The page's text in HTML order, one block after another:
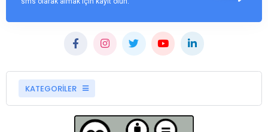
KATEGORİLER